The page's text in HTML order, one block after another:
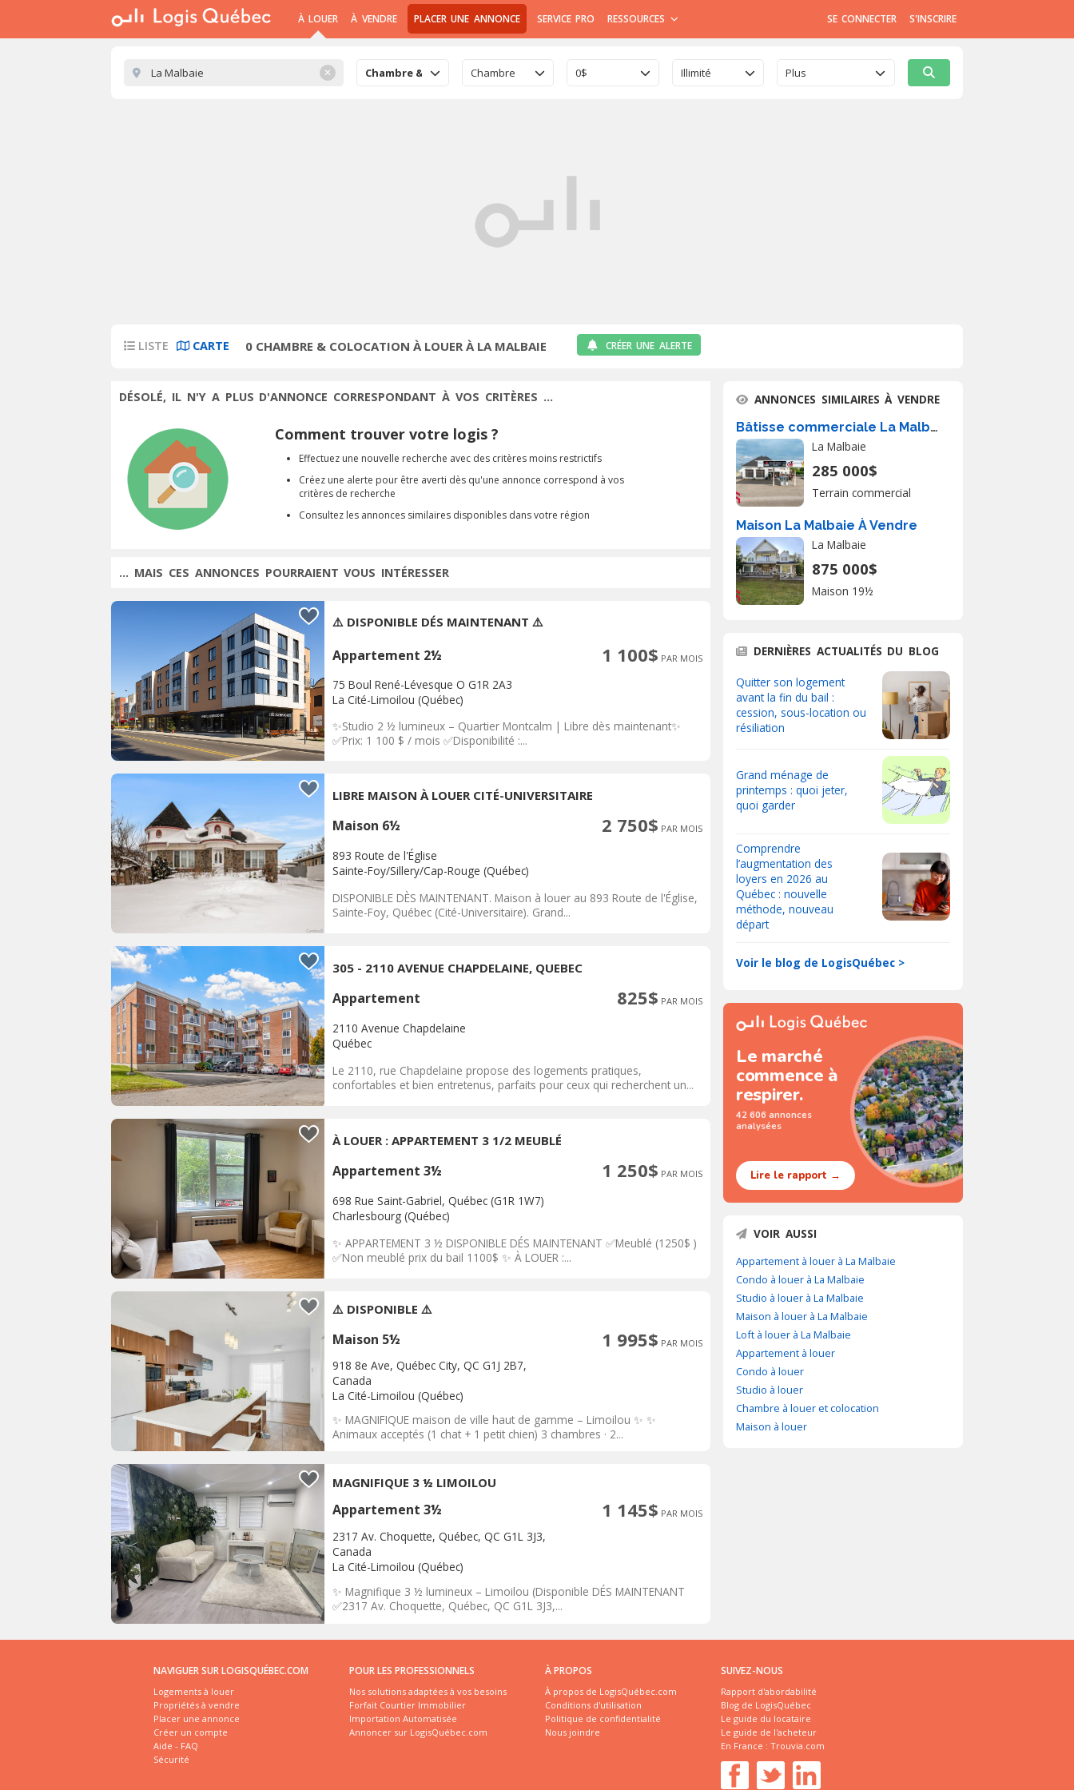
À LOUER À VENDRE PLACER UNE ANNONCE SERVICE PRO RESSOURCES SE CONNECTER S'INSCRIRE
✕ Chambre & ColocationChambre 0$ Illimité Plus
LISTE CARTE 0 CHAMBRE & COLOCATION À LOUER À LA MALBAIE CRÉER UNE ALERTE
DÉSOLÉ, IL N'Y A PLUS D'ANNONCE CORRESPONDANT À VOS CRITÈRES ...
Comment trouver votre logis ?
Effectuez une nouvelle recherche avec des critères moins restrictifs
Créez une alerte pour être averti dès qu'une annonce correspond à vos
critères de recherche
Consultez les annonces similaires disponibles dans votre région
... MAIS CES ANNONCES POURRAIENT VOUS INTÉRESSER
⚠️ DISPONIBLE DÉS MAINTENANT ⚠️
Appartement 2½ 1 100$ PAR MOIS
75 Boul René-Lévesque O G1R 2A3
La Cité-Limoilou (Québec)
✨Studio 2 ½ lumineux – Quartier Montcalm | Libre dès maintenant✨
✅Prix: 1 100 $ / mois ✅Disponibilité :...
LIBRE MAISON À LOUER CITÉ-UNIVERSITAIRE
Maison 6½ 2 750$ PAR MOIS
893 Route de l'Église
Sainte-Foy/Sillery/Cap-Rouge (Québec)
DISPONIBLE DÈS MAINTENANT. Maison à louer au 893 Route de l'Église,
Sainte-Foy, Québec (Cité-Universitaire). Grand...
305 - 2110 AVENUE CHAPDELAINE, QUEBEC
Appartement 825$ PAR MOIS
2110 Avenue Chapdelaine
Québec
Le 2110, rue Chapdelaine propose des logements pratiques,
confortables et bien entretenus, parfaits pour ceux qui recherchent un...
À LOUER : APPARTEMENT 3 1/2 MEUBLÉ
Appartement 3½ 1 250$ PAR MOIS
698 Rue Saint-Gabriel, Québec (G1R 1W7)
Charlesbourg (Québec)
✨ APPARTEMENT 3 ½ DISPONIBLE DÉS MAINTENANT ✅Meublé (1250$ )
✅Non meublé prix du bail 1100$ ✨ À LOUER :...
⚠️ DISPONIBLE ⚠️
Maison 5½ 1 995$ PAR MOIS
918 8e Ave, Québec City, QC G1J 2B7,
Canada
La Cité-Limoilou (Québec)
✨ MAGNIFIQUE maison de ville haut de gamme – Limoilou ✨ ✨
Animaux acceptés (1 chat + 1 petit chien) 3 chambres · 2...
MAGNIFIQUE 3 ½ LIMOILOU
Appartement 3½ 1 145$ PAR MOIS
2317 Av. Choquette, Québec, QC G1L 3J3,
Canada
La Cité-Limoilou (Québec)
✨ Magnifique 3 ½ lumineux – Limoilou (Disponible DÉS MAINTENANT
✅2317 Av. Choquette, Québec, QC G1L 3J3,...
ANNONCES SIMILAIRES À VENDRE
Bâtisse commerciale La Malbaie À Vendre
La Malbaie
285 000$
Terrain commercial
Maison La Malbaie À Vendre
La Malbaie
875 000$
Maison 19½
DERNIÈRES ACTUALITÉS DU BLOG
Quitter son logement
avant la fin du bail :
cession, sous-location ou
résiliation
Grand ménage de
printemps : quoi jeter,
quoi garder
Comprendre
l’augmentation des
loyers en 2026 au
Québec : nouvelle
méthode, nouveau
départ
Voir le blog de LogisQuébec >
Le marché
commence à
respirer.
42 606 annonces
analysées
Lire le rapport →
VOIR AUSSI
Appartement à louer à La Malbaie
Condo à louer à La Malbaie
Studio à louer à La Malbaie
Maison à louer à La Malbaie
Loft à louer à La Malbaie
Appartement à louer
Condo à louer
Studio à louer
Chambre à louer et colocation
Maison à louer
NAVIGUER SUR LOGISQUÉBEC.COM
Logements à louer
Propriétés à vendre
Placer une annonce
Créer un compte
Aide - FAQ
Sécurité
POUR LES PROFESSIONNELS
Nos solutions adaptées à vos besoins
Forfait Courtier Immobilier
Importation Automatisée
Annoncer sur LogisQuébec.com
À PROPOS
À propos de LogisQuébec.com
Conditions d'utilisation
Politique de confidentialité
Nous joindre
SUIVEZ-NOUS
Rapport d'abordabilité
Blog de LogisQuébec
Le guide du locataire
Le guide de l'acheteur
En France : Trouvia.com